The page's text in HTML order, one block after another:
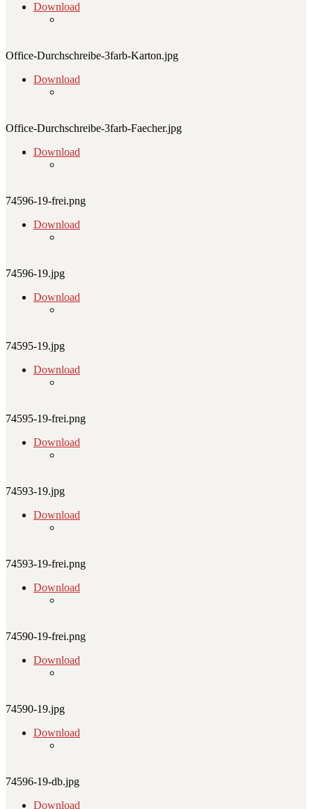
Download
Office-Durchschreibe-3farb-Karton.jpg
Download
Office-Durchschreibe-3farb-Faecher.jpg
Download
74596-19-frei.png
Download
74596-19.jpg
Download
74595-19.jpg
Download
74595-19-frei.png
Download
74593-19.jpg
Download
74593-19-frei.png
Download
74590-19-frei.png
Download
74590-19.jpg
Download
74596-19-db.jpg
Download